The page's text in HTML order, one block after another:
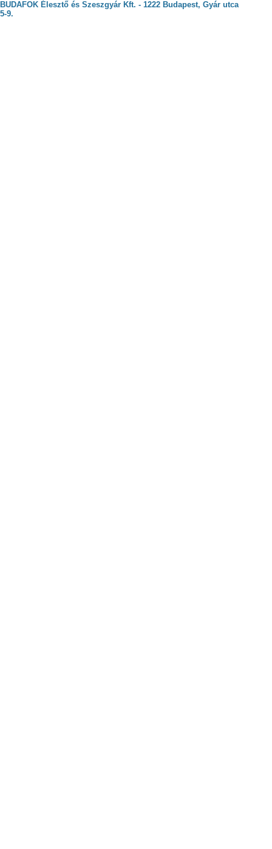
BUDAFOK Élesztő és Szeszgyár Kft. - 1222 Budapest, Gyár utca
5-9.